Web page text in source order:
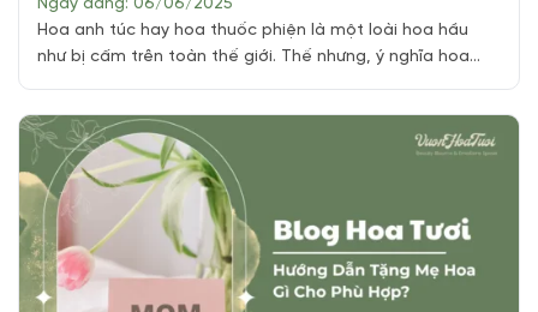
Ngày đăng: 06/06/2025
Hoa anh túc hay hoa thuốc phiện là một loài hoa hầu
như bị cấm trên toàn thế giới. Thế nhưng, ý nghĩa hoa
toàn khác nhau dù chúng có cùng một dáng hình. Anh
túc cũng có một sức quyến rũ đặc [...]